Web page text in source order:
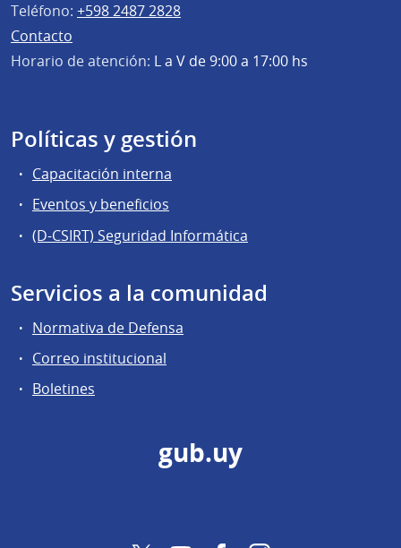
Teléfono: +598 2487 2828
Contacto
Horario de atención: L a V de 9:00 a 17:00 hs
Políticas y gestión
Capacitación interna
Eventos y beneficios
(D-CSIRT) Seguridad Informática
Servicios a la comunidad
Normativa de Defensa
Correo institucional
Boletines
gub.uy